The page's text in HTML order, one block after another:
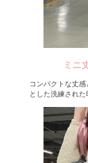
ミニ
コンパクトな丈
とした洗練された